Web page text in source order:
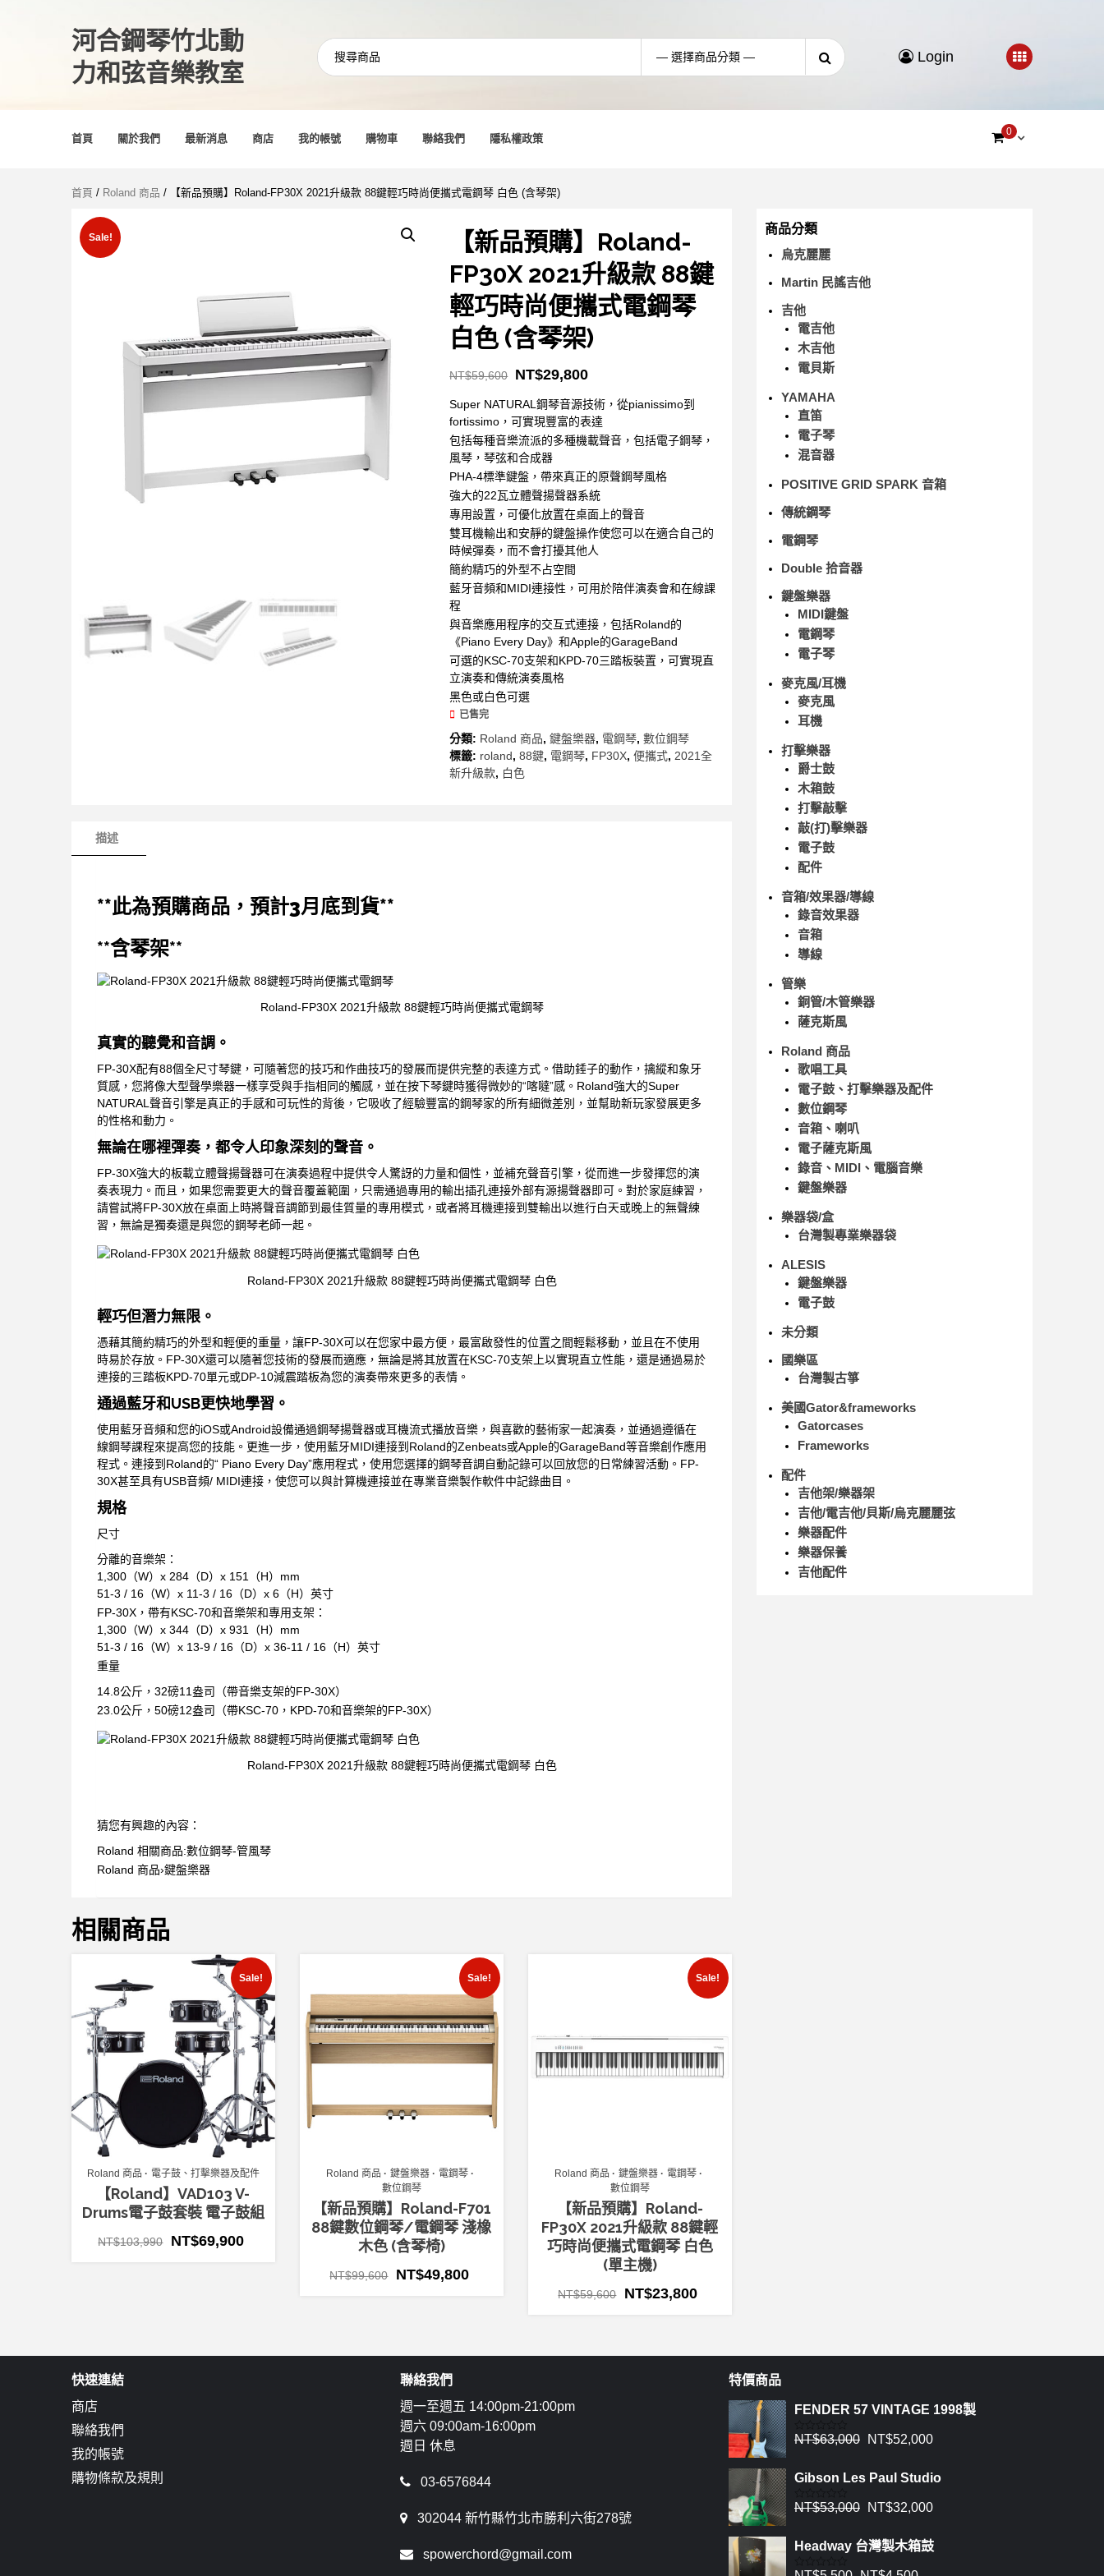
河合鋼琴竹北動
力和弦音樂教室
Login
首頁 關於我們 最新消息 商店 我的帳號 購物車 聯絡我們 隱私權政策
0
首頁 / Roland 商品 / 【新品預購】Roland-FP30X 2021升級款 88鍵輕巧時尚便攜式電鋼琴 白色 (含琴架)
Sale!
【新品預購】Roland-
FP30X 2021升級款 88鍵
輕巧時尚便攜式電鋼琴
白色 (含琴架)
NT$59,600 NT$29,800
Super NATURAL鋼琴音源技術，從pianissimo到
fortissimo，可實現豐富的表達
包括每種音樂流派的多種機載聲音，包括電子鋼琴，
風琴，琴弦和合成器
PHA-4標準鍵盤，帶來真正的原聲鋼琴風格
強大的22瓦立體聲揚聲器系統
專用設置，可優化放置在桌面上的聲音
雙耳機輸出和安靜的鍵盤操作使您可以在適合自己的
時候彈奏，而不會打擾其他人
簡約精巧的外型不占空間
藍牙音頻和MIDI連接性，可用於陪伴演奏會和在線課
程
與音樂應用程序的交互式連接，包括Roland的
《Piano Every Day》和Apple的GarageBand
可選的KSC-70支架和KPD-70三踏板裝置，可實現直
立演奏和傳統演奏風格
黑色或白色可選
已售完
分類: Roland 商品,鍵盤樂器, 電鋼琴,數位鋼琴
標籤: roland,88鍵, 電鋼琴, FP30X,便攜式, 2021全
新升級款, 白色
描述
**此為預購商品，預計3月底到貨**
**含琴架**
Roland-FP30X 2021升級款 88鍵輕巧時尚便攜式電鋼琴
真實的聽覺和音調。
FP-30X配有88個全尺寸琴鍵，可隨著您的技巧和作曲技巧的發展而提供完整的表達方式。借助錘子的動作，擒縱和象牙
質感，您將像大型聲學樂器一樣享受與手指相同的觸感，並在按下琴鍵時獲得微妙的“喀噠”感。Roland強大的Super
NATURAL聲音引擎是真正的手感和可玩性的背後，它吸收了經驗豐富的鋼琴家的所有細​​微差別，並幫助新玩家發展更多
的性格和動力。
無論在哪裡彈奏，都令人印象深刻的聲音。
FP-30X強大的板載立體聲揚聲器可在演奏過程中提供令人驚訝的力量和個性，並補充聲音引擎，從而進一步發揮您的演
奏表現力。而且，如果您需要更大的聲音覆蓋範圍，只需通過專用的輸出插孔連接外部有源揚聲器即可。對於家庭練習，
請嘗試將FP-30X放在桌面上時將聲音調節到最佳質量的專用模式，或者將耳機連接到雙輸出以進行白天或晚上的無聲練
習，無論是獨奏還是與您的鋼琴老師一起。
Roland-FP30X 2021升級款 88鍵輕巧時尚便攜式電鋼琴 白色
輕巧但潛力無限。
憑藉其簡約精巧的外型和輕便的重量，讓FP-30X可以在您家中最方便，最富啟發性的位置之間輕鬆移動，並且在不使用
時易於存放。FP-30X還可以隨著您技術的發展而適應，無論是將其放置在KSC-70支架上以實現直立性能，還是通過易於
連接的三踏板KPD-70單元或DP-10減震踏板為您的演奏帶來更多的表情。
通過藍牙和USB更快地學習。
使用藍牙音頻和您的iOS或Android設備通過鋼琴揚聲器或耳機流式播放音樂，與喜歡的藝術家一起演奏，並通過遵循在
線鋼琴課程來提高您的技能。更進一步，使用藍牙MIDI連接到Roland的Zenbeats或Apple的GarageBand等音樂創作應用
程式。連接到Roland的“ Piano Every Day”應用程式，使用您選擇的鋼琴音調自動記錄可以回放您的日常練習活動。FP-
30X甚至具有USB音頻/ MIDI連接，使您可以與計算機連接並在專業音樂製作軟件中記錄曲目。
規格
尺寸
分離的音樂架：
1,300（W）x 284（D）x 151（H）mm
51-3 / 16（W）x 11-3 / 16（D）x 6（H）英寸
FP-30X，帶有KSC-70和音樂架和專用支架：
1,300（W）x 344（D）x 931（H）mm
51-3 / 16（W）x 13-9 / 16（D）x 36-11 / 16（H）英寸
重量
14.8公斤，32磅11盎司（帶音樂支架的FP-30X）
23.0公斤，50磅12盎司（帶KSC-70，KPD-70和音樂架的FP-30X）
Roland-FP30X 2021升級款 88鍵輕巧時尚便攜式電鋼琴 白色
猜您有興趣的內容：
Roland 相關商品:數位鋼琴-管風琴
Roland 商品›鍵盤樂器
相關商品
Sale!
Roland 商品 電子鼓、打擊樂器及配件
【Roland】VAD103 V-
Drums電子鼓套裝 電子鼓組
NT$103,990 NT$69,900
Sale!
Roland 商品 鍵盤樂器
電鋼琴
數位鋼琴
【新品預購】Roland-F701
88鍵數位鋼琴/電鋼琴 淺橡
木色 (含琴椅)
NT$99,600 NT$49,800
Sale!
Roland 商品 鍵盤樂器
電鋼琴
數位鋼琴
【新品預購】Roland-
FP30X 2021升級款 88鍵輕
巧時尚便攜式電鋼琴 白色
(單主機)
NT$59,600 NT$23,800
商品分類
烏克麗麗
Martin 民謠吉他
吉他
電吉他
木吉他
電貝斯
YAMAHA
直笛
電子琴
混音器
POSITIVE GRID SPARK 音箱
傳統鋼琴
電鋼琴
Double 拾音器
鍵盤樂器
MIDI鍵盤
電鋼琴
電子琴
麥克風/耳機
麥克風
耳機
打擊樂器
爵士鼓
木箱鼓
打擊敲擊
敲(打)擊樂器
電子鼓
配件
音箱/效果器/導線
錄音效果器
音箱
導線
管樂
銅管/木管樂器
薩克斯風
Roland 商品
歌唱工具
電子鼓、打擊樂器及配件
數位鋼琴
音箱、喇叭
電子薩克斯風
錄音、MIDI、電腦音樂
鍵盤樂器
樂器袋/盒
台灣製專業樂器袋
ALESIS
鍵盤樂器
電子鼓
未分類
國樂區
台灣製古箏
美國Gator&frameworks
Gatorcases
Frameworks
配件
吉他架/樂器架
吉他/電吉他/貝斯/烏克麗麗弦
樂器配件
樂器保養
吉他配件
快速連結
商店
聯絡我們
我的帳號
購物條款及規則
聯絡我們
週一至週五 14:00pm-21:00pm
週六 09:00am-16:00pm
週日 休息
03-6576844
302044 新竹縣竹北市勝利六街278號
spowerchord@gmail.com
特價商品
FENDER 57 VINTAGE 1998製
評
分
NT$63,000 NT$52,000
Gibson Les Paul Studio
評
分
NT$53,000 NT$32,000
Headway 台灣製木箱鼓